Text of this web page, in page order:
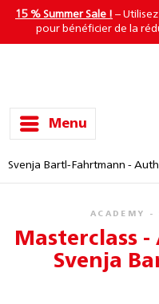
15 % Summer Sale ! –
pour bénéficier de la
Menu
Svenja Bartl-Fahrtmann -
ACADEMY -
Masterclass
Svenja